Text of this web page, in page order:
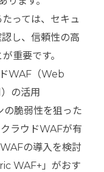
っては、セキュ
し、信頼性の高
重要です。
WAF（Web
の活用
脆弱性を狙った
ラウドWAFが有
の導入を検討
WAF+」がおす